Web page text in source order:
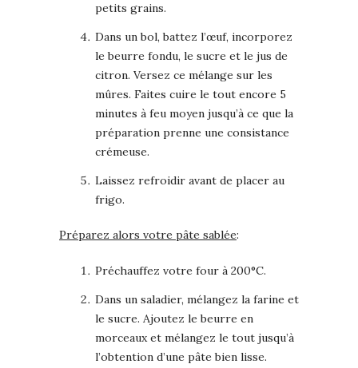
petits grains.
Dans un bol, battez l’œuf, incorporez
le beurre fondu, le sucre et le jus de
citron. Versez ce mélange sur les
mûres. Faites cuire le tout encore 5
minutes à feu moyen jusqu’à ce que la
préparation prenne une consistance
crémeuse.
Laissez refroidir avant de placer au
frigo.
Préparez alors votre pâte sablée:
Préchauffez votre four à 200°C.
Dans un saladier, mélangez la farine et
le sucre. Ajoutez le beurre en
morceaux et mélangez le tout jusqu’à
l’obtention d’une pâte bien lisse.